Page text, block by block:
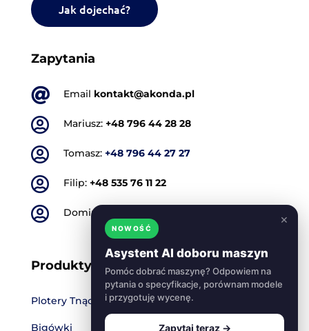
Jak dojechać?
Zapytania
 Email kontakt@akonda.pl
 Mariusz: +48 796 44 28 28
 Tomasz: +48 796 44 27 27
 Filip: +48 535 76 11 22
 Dominik:
Produkty
Plotery Tnące
Bigówki
×
NOWOŚĆ
Asystent AI doboru maszyn
Pomóc dobrać maszynę? Odpowiem na
pytania o specyfikacje, porównam modele
i przygotuję wycenę.
Zapytaj teraz →